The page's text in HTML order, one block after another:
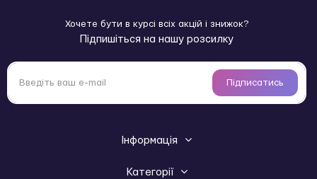
Хочете бути в курсі всіх акцій і знижок?
Підпишіться на нашу розсилку
Підписатись
Інформація
Категорії